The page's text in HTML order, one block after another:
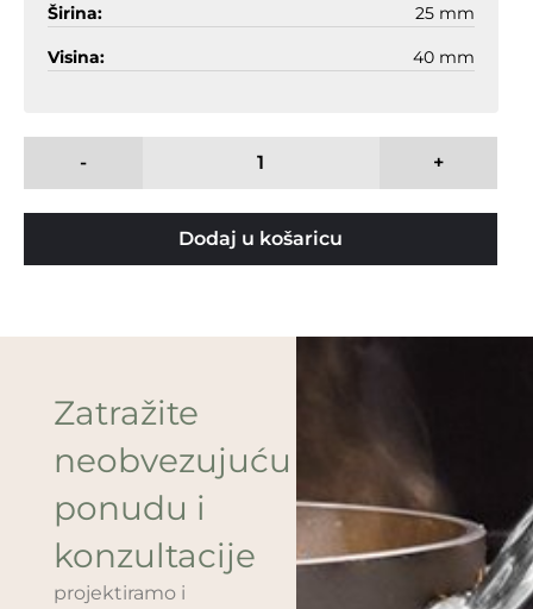
Širina: 25 mm
Visina: 40 mm
- +
Dodaj u košaricu
Zatražite
neobvezujuću
ponudu i
konzultacije
projektiramo i